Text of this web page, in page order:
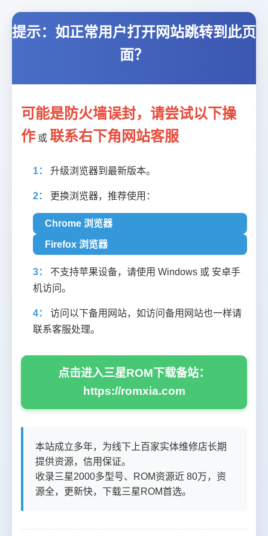
提示：如正常用户打开网站跳转到此页
面？
可能是防火墙误封，请尝试以下操
作 或 联系右下角网站客服
1： 升级浏览器到最新版本。
2： 更换浏览器，推荐使用：
Chrome 浏览器
Firefox 浏览器
3：
不支持苹果设备，请使用 Windows 或 安卓手
机访问。
4：
访问以下备用网站，如访问备用网站也一样请
联系客服处理。
点击进入三星ROM下载备站：
https://romxia.com
本站成立多年，为线下上百家实体维修店长期
提供资源，信用保证。
收录三星2000多型号、ROM资源近 80万，资
源全，更新快，下载三星ROM首选。